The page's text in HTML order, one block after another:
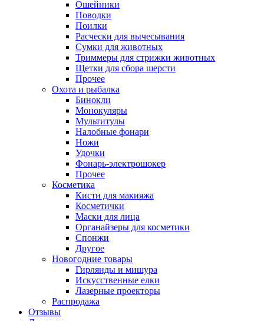
Ошейники
Поводки
Поилки
Расчески для вычесывания
Сумки для животных
Триммеры для стрижки животных
Щетки для сбора шерсти
Прочее
Охота и рыбалка
Бинокли
Монокуляры
Мультитулы
Налобные фонари
Ножи
Удочки
Фонарь-электрошокер
Прочее
Косметика
Кисти для макияжа
Косметички
Маски для лица
Органайзеры для косметики
Спонжи
Другое
Новогодние товары
Гирлянды и мишура
Искусственные елки
Лазерные проекторы
Распродажа
Отзывы